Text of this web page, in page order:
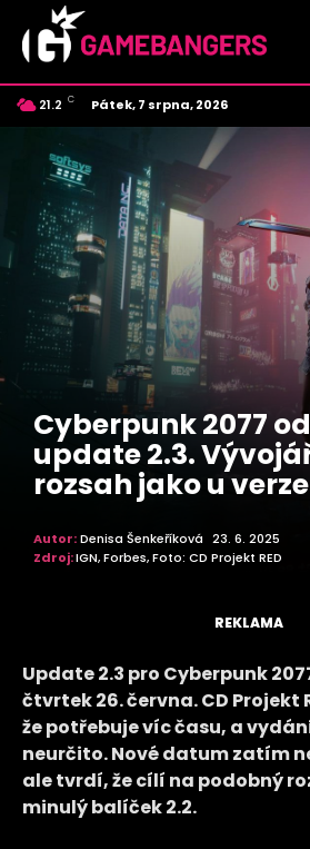
21.2 C Czech
Pátek, 7 srpna, 2026
Cyberpunk 2077
update 2.3.
rozsah jako u
Autor:Denisa Šenkeříková 23. 6. 2025
Zdroj:IGN, Forbes, Foto: CD Projekt RED
REKLAMA
Update 2.3 pro Cyberpunk
čtvrtek 26. června. CD Projekt
že potřebuje víc času, a
neurčito. Nové datum zatím
ale tvrdí, že cílí na podobný
minulý balíček 2.2.